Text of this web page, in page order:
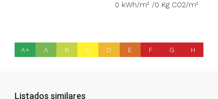
0 kWh/m² /0 Kg CO2/m²
A+ A B C D E F G H
Listados similares